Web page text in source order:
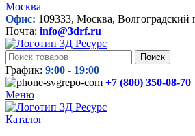
Москва
Офис: 109333, Москва, Волгоградский
Почта: info@3drf.ru
Поиск
График: 9:00 - 19:00
+7 (800) 350-08-70
Меню
Каталог